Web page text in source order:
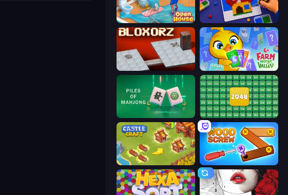
Open House Screw Sorting
Bloxorz Farm Merge Valley
Piles of Mahjong 2048 Merge Blocks
Castle Craft Wood Screw: Bolts Puzzle